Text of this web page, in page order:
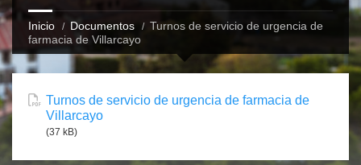
Inicio Documentos
Turnos de servicio de urgencia de
farmacia de Villarcayo
Turnos de servicio de urgencia de farmacia de
Villarcayo
(37 kB)